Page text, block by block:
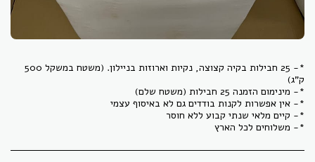
*- 25 חבילות בקיה קצוצה, נקיות וארוזות בניילון. (משטח במשקל 500
*- משלוחים לכל הארץ